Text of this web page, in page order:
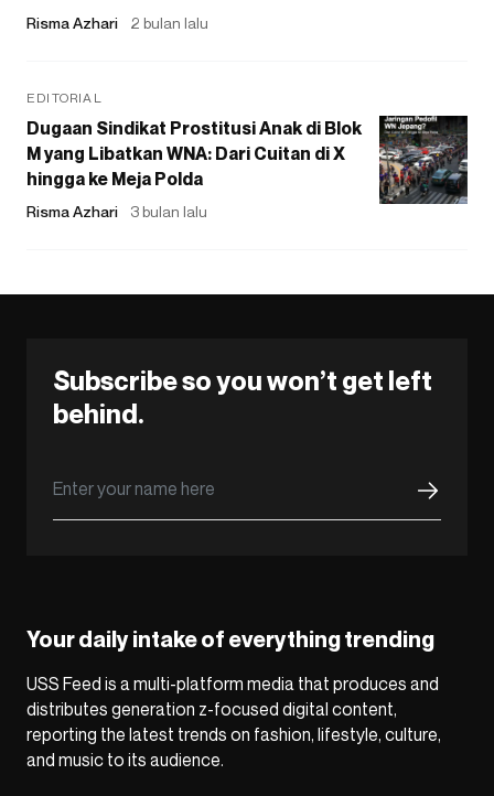
Risma Azhari 2 bulan lalu
EDITORIAL
Dugaan Sindikat Prostitusi Anak di Blok
M yang Libatkan WNA: Dari Cuitan di X
hingga ke Meja Polda
Risma Azhari 3 bulan lalu
Subscribe so you won’t get left
behind.
Your daily intake of everything trending
USS Feed is a multi-platform media that produces and
distributes generation z-focused digital content,
reporting the latest trends on fashion, lifestyle, culture,
and music to its audience.